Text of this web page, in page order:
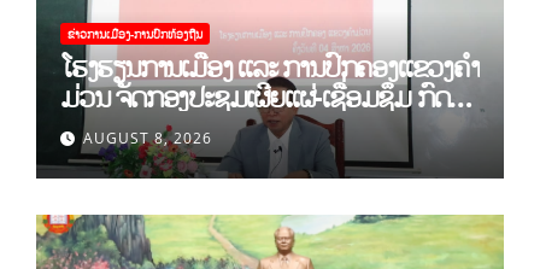
ຂ່າວການເມືອງ-ການປົກທ້ອງຖີນ
ໂຮງຮຽນການເມືອງ ແລະ ການປົກຄອງແຂວງຄຳ
ມ່ວນ ຈັດກອງປະຊຸມເຜີຍແຜ່-ເຊື່ອມຊຶມ ກົດ
ລະບຽບ ຂອງພັກປະຊາຊົນປະຕິວັດລາວ ສະໄໝ
ທີ XII.
AUGUST 8, 2026